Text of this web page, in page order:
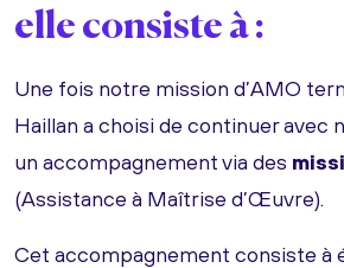
elle consiste à :
Une fois notre mission d’AMO
Haillan a choisi de continuer avec
un accompagnement via des
(Assistance à Maîtrise d’Œuvre).
Cet accompagnement consiste à